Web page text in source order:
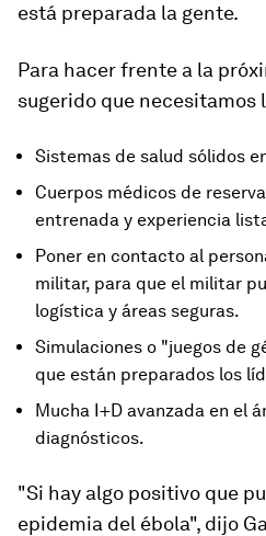
está preparada la gente.
Para hacer frente a la
sugerido que necesitamos
Sistemas de salud sólidos
Cuerpos médicos de
entrenada y experiencia
Poner en contacto al
militar, para que el militar
logística y áreas seguras.
Simulaciones o "juegos de
que están preparados los
Mucha I+D avanzada en el
diagnósticos.
"Si hay algo positivo que
epidemia del ébola", dijo